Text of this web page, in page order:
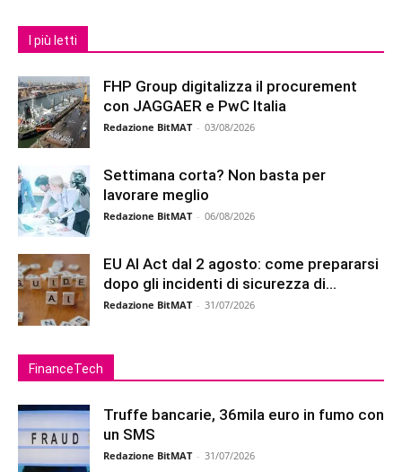
I più letti
FHP Group digitalizza il procurement
con JAGGAER e PwC Italia
Redazione BitMAT - 03/08/2026
Settimana corta? Non basta per
lavorare meglio
Redazione BitMAT - 06/08/2026
EU AI Act dal 2 agosto: come prepararsi
dopo gli incidenti di sicurezza di...
Redazione BitMAT - 31/07/2026
FinanceTech
Truffe bancarie, 36mila euro in fumo con
un SMS
Redazione BitMAT - 31/07/2026